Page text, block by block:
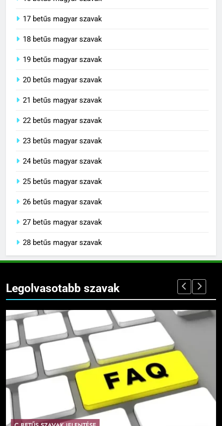
17 betűs magyar szavak
18 betűs magyar szavak
19 betűs magyar szavak
20 betűs magyar szavak
21 betűs magyar szavak
22 betűs magyar szavak
23 betűs magyar szavak
24 betűs magyar szavak
25 betűs magyar szavak
26 betűs magyar szavak
27 betűs magyar szavak
28 betűs magyar szavak
Legolvasotabb szavak